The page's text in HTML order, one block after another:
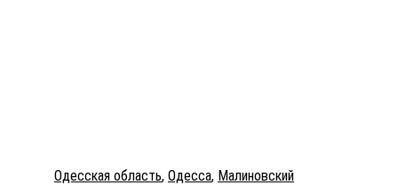
Одесская область, Одесса, Малиновский